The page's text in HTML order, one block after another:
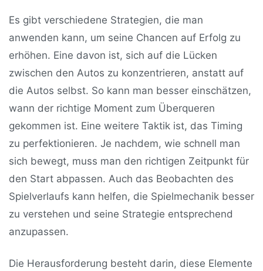
Es gibt verschiedene Strategien, die man
anwenden kann, um seine Chancen auf Erfolg zu
erhöhen. Eine davon ist, sich auf die Lücken
zwischen den Autos zu konzentrieren, anstatt auf
die Autos selbst. So kann man besser einschätzen,
wann der richtige Moment zum Überqueren
gekommen ist. Eine weitere Taktik ist, das Timing
zu perfektionieren. Je nachdem, wie schnell man
sich bewegt, muss man den richtigen Zeitpunkt für
den Start abpassen. Auch das Beobachten des
Spielverlaufs kann helfen, die Spielmechanik besser
zu verstehen und seine Strategie entsprechend
anzupassen.
Die Herausforderung besteht darin, diese Elemente